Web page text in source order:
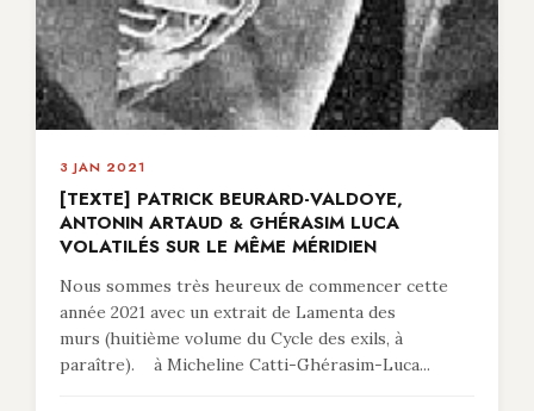
3 JAN 2021
[TEXTE] PATRICK BEURARD-VALDOYE,
ANTONIN ARTAUD & GHÉRASIM LUCA
VOLATILÉS SUR LE MÊME MÉRIDIEN
Nous sommes très heureux de commencer cette
année 2021 avec un extrait de Lamenta des
murs (huitième volume du Cycle des exils, à
paraître). à Micheline Catti-Ghérasim-Luca...